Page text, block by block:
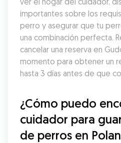
importantes sobre los
perro y asegurar que tu
una combinación perfecta.
cancelar una reserva en
momento para obtener un
hasta 3 días antes de que
¿Cómo puedo
cuidador para
de perros en